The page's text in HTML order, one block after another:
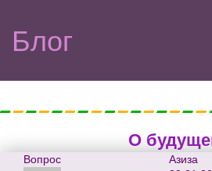
Блог
О
Вопрос
Азиза